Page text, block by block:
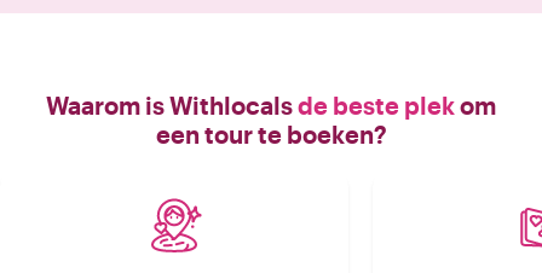
Waarom is Withlocalsde beste plekom
een tour te boeken?